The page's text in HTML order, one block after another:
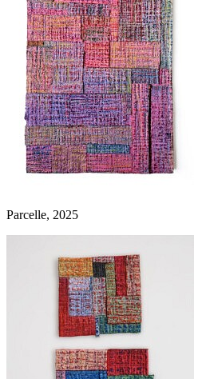
Parcelle, 2025